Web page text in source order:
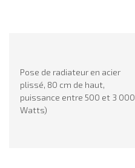
Pose de radiateur en acier
plissé, 80 cm de haut,
puissance entre 500 et 3 000
Watts)